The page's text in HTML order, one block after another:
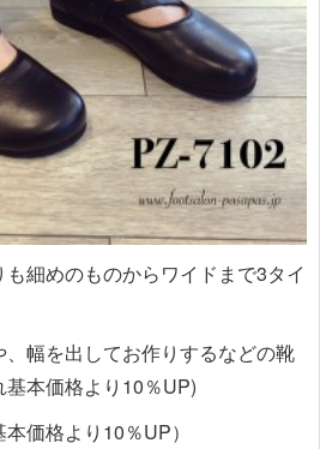
細めのものからワイドまで3タイ
幅を出してお作りするなどの靴
本価格より10％UP)
価格より10％UP）